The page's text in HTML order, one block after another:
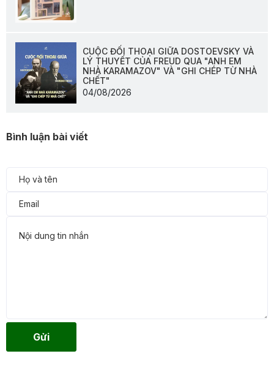
CUỘC ĐỐI THOẠI GIỮA DOSTOEVSKY VÀ
LÝ THUYẾT CỦA FREUD QUA "ANH EM
NHÀ KARAMAZOV" VÀ "GHI CHÉP TỪ NHÀ
CHẾT"
04/08/2026
Bình luận bài viết
Gửi